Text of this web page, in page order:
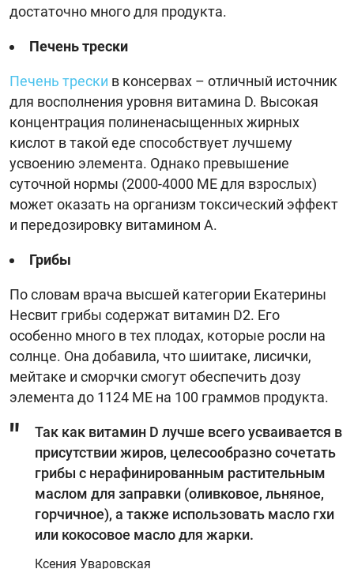
достаточно много для продукта.
Печень трески
Печень трески в консервах – отличный источник
для восполнения уровня витамина D. Высокая
концентрация полиненасыщенных жирных
кислот в такой еде способствует лучшему
усвоению элемента. Однако превышение
суточной нормы (2000-4000 МЕ для взрослых)
может оказать на организм токсический эффект
и передозировку витамином А.
Грибы
По словам врача высшей категории Екатерины
Несвит грибы содержат витамин D2. Его
особенно много в тех плодах, которые росли на
солнце. Она добавила, что шиитаке, лисички,
мейтаке и сморчки смогут обеспечить дозу
элемента до 1124 МЕ на 100 граммов продукта.
Так как витамин D лучше всего усваивается в
присутствии жиров, целесообразно сочетать
грибы с нерафинированным растительным
маслом для заправки (оливковое, льняное,
горчичное), а также использовать масло гхи
или кокосовое масло для жарки.
Ксения Уваровская